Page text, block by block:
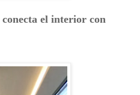
conecta el interior con